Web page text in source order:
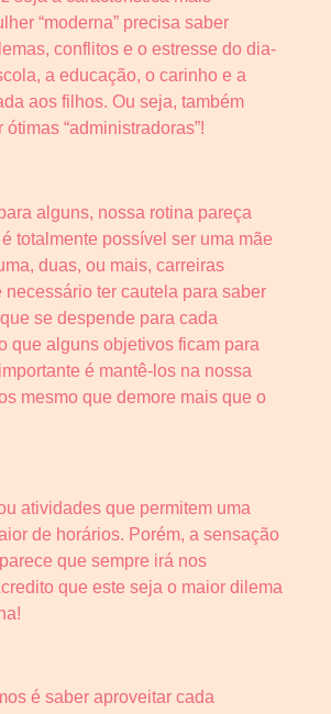
“moderna” precisa saber
conflitos e o estresse do dia-
a educação, o carinho e a
aos filhos. Ou seja, também
“administradoras”!
alguns, nossa rotina pareça
totalmente possível ser uma mãe
duas, ou mais, carreiras
necessário ter cautela para saber
se despende para cada
que alguns objetivos ficam para
é mantê-los na nossa
mesmo que demore mais que o
atividades que permitem uma
de horários. Porém, a sensação
que sempre irá nos
que este seja o maior dilema
é saber aproveitar cada